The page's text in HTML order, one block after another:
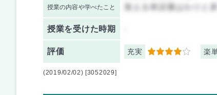
授業の内容や学べたこと
覚える単語量はわりと多
授業を受けた時期
評価 充実 4 楽
(2019/02/02) [3052029]